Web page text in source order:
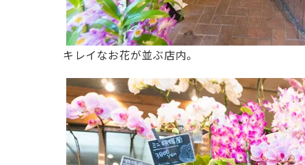
キレイなお花が並ぶ店内。